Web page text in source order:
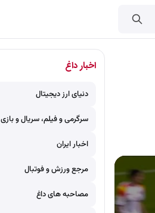
اخبار داغ
دنیای ارز دیجیتال
سرگرمی و فیلم، سریال و بازی
اخبار ایران
مرجع ورزش و فوتبال
مصاحبه های داغ